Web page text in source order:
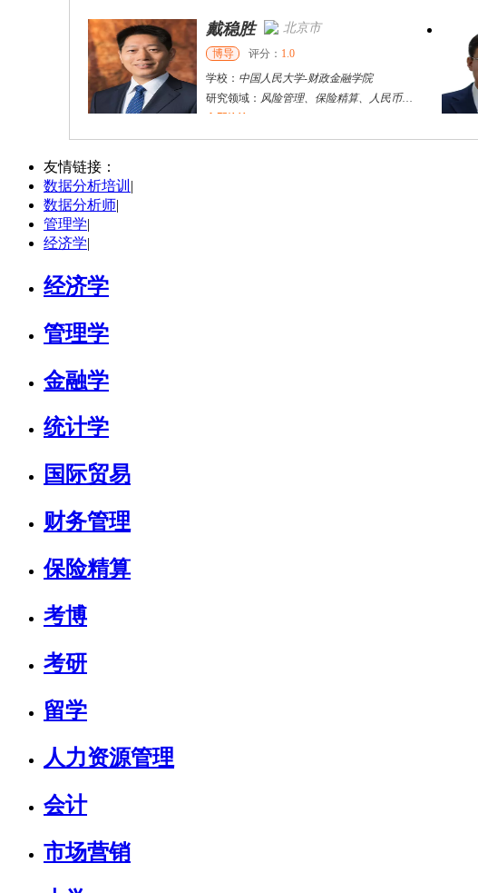
戴稳胜 北京市
博导 评分： 1.0
学校： 中国人民大学-财政金融学院
研究领域： 风险管理、保险精算、人民币国际化
立即咨询
陈传红 武汉市
友情链接：
数据分析培训 |
数据分析师|
管理学|
经济学|
经济学
管理学
金融学
统计学
国际贸易
财务管理
保险精算
考博
考研
留学
人力资源管理
会计
市场营销